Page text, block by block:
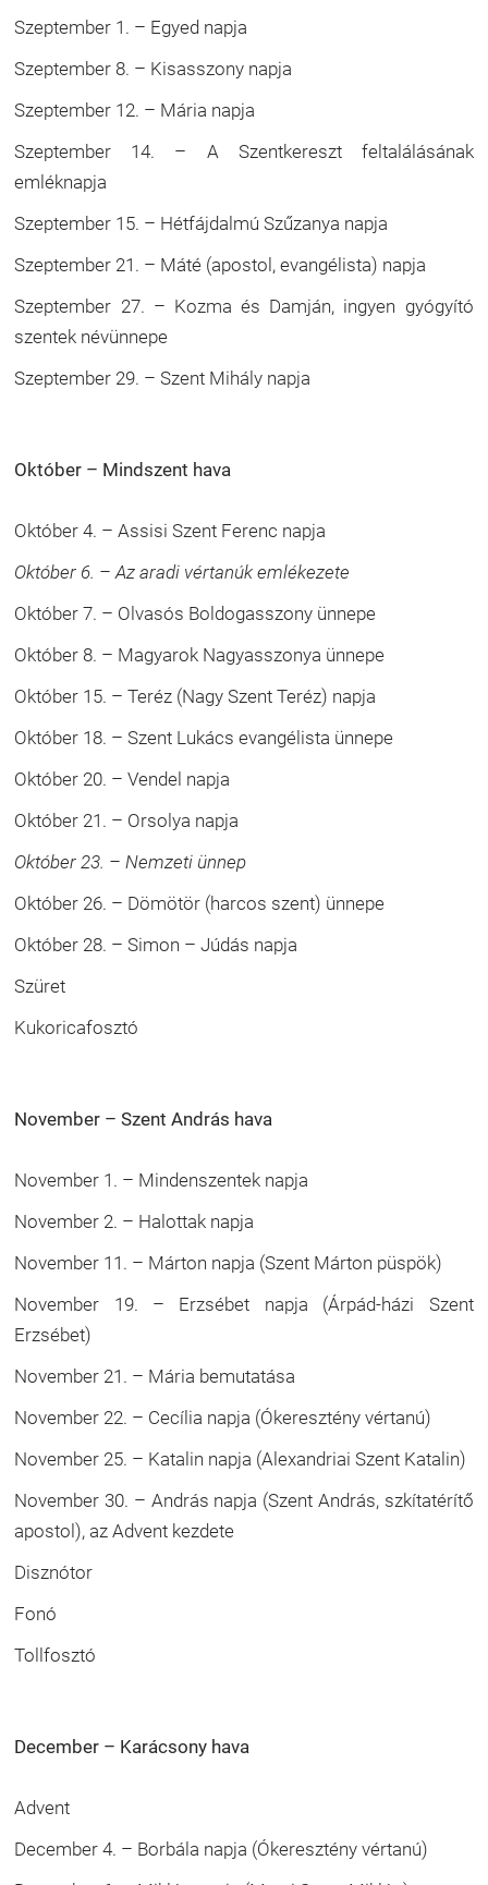
Szeptember 1. – Egyed napja
Szeptember 8. – Kisasszony napja
Szeptember 12. – Mária napja
Szeptember 14. – A Szentkereszt feltalálásának
emléknapja
Szeptember 15. – Hétfájdalmú Szűzanya napja
Szeptember 21. – Máté (apostol, evangélista) napja
Szeptember 27. – Kozma és Damján, ingyen gyógyító
szentek névünnepe
Szeptember 29. – Szent Mihály napja
Október – Mindszent hava
Október 4. – Assisi Szent Ferenc napja
Október 6. – Az aradi vértanúk emlékezete
Október 7. – Olvasós Boldogasszony ünnepe
Október 8. – Magyarok Nagyasszonya ünnepe
Október 15. – Teréz (Nagy Szent Teréz) napja
Október 18. – Szent Lukács evangélista ünnepe
Október 20. – Vendel napja
Október 21. – Orsolya napja
Október 23. – Nemzeti ünnep
Október 26. – Dömötör (harcos szent) ünnepe
Október 28. – Simon – Júdás napja
Szüret
Kukoricafosztó
November – Szent András hava
November 1. – Mindenszentek napja
November 2. – Halottak napja
November 11. – Márton napja (Szent Márton püspök)
November 19. – Erzsébet napja (Árpád-házi Szent
Erzsébet)
November 21. – Mária bemutatása
November 22. – Cecília napja (Ókeresztény vértanú)
November 25. – Katalin napja (Alexandriai Szent Katalin)
November 30. – András napja (Szent András, szkítatérítő
apostol), az Advent kezdete
Disznótor
Fonó
Tollfosztó
December – Karácsony hava
Advent
December 4. – Borbála napja (Ókeresztény vértanú)